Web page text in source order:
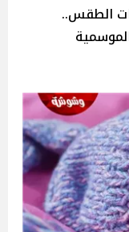
الطقس..